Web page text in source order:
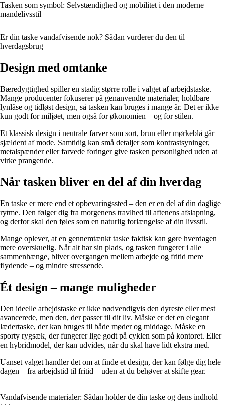
Tasken som symbol: Selvstændighed og mobilitet i den moderne
mandelivsstil
Er din taske vandafvisende nok? Sådan vurderer du den til
hverdagsbrug
Design med omtanke
Bæredygtighed spiller en stadig større rolle i valget af arbejdstaske.
Mange producenter fokuserer på genanvendte materialer, holdbare
lynlåse og tidløst design, så tasken kan bruges i mange år. Det er ikke
kun godt for miljøet, men også for økonomien – og for stilen.
Et klassisk design i neutrale farver som sort, brun eller mørkeblå går
sjældent af mode. Samtidig kan små detaljer som kontrastsyninger,
metalspænder eller farvede foringer give tasken personlighed uden at
virke prangende.
Når tasken bliver en del af din hverdag
En taske er mere end et opbevaringssted – den er en del af din daglige
rytme. Den følger dig fra morgenens travlhed til aftenens afslapning,
og derfor skal den føles som en naturlig forlængelse af din livsstil.
Mange oplever, at en gennemtænkt taske faktisk kan gøre hverdagen
mere overskuelig. Når alt har sin plads, og tasken fungerer i alle
sammenhænge, bliver overgangen mellem arbejde og fritid mere
flydende – og mindre stressende.
Ét design – mange muligheder
Den ideelle arbejdstaske er ikke nødvendigvis den dyreste eller mest
avancerede, men den, der passer til dit liv. Måske er det en elegant
lædertaske, der kan bruges til både møder og middage. Måske en
sporty rygsæk, der fungerer lige godt på cyklen som på kontoret. Eller
en hybridmodel, der kan udvides, når du skal have lidt ekstra med.
Uanset valget handler det om at finde et design, der kan følge dig hele
dagen – fra arbejdstid til fritid – uden at du behøver at skifte gear.
Vandafvisende materialer: Sådan holder de din taske og dens indhold